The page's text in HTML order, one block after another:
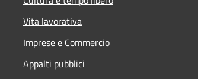
Vita lavorativa
Imprese e Commercio
Appalti pubblici